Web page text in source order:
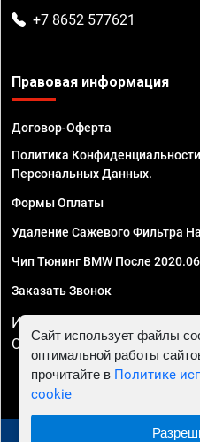
+7 8652 577621
Правовая информация
Договор-Оферта
Политика
Персональных Данных.
Формы Оплаты
Удаление Сажевого Фильтра
Чип Тюнинг BMW После 2020.06
Заказать Звонок
ИП Смирнов Георгий
ОГРНИП 324470400032610
© 2010 - 2026 Чип тюнинг
Сайт использует файлы
оптимальной работы
прочитайте в Политике
cookie